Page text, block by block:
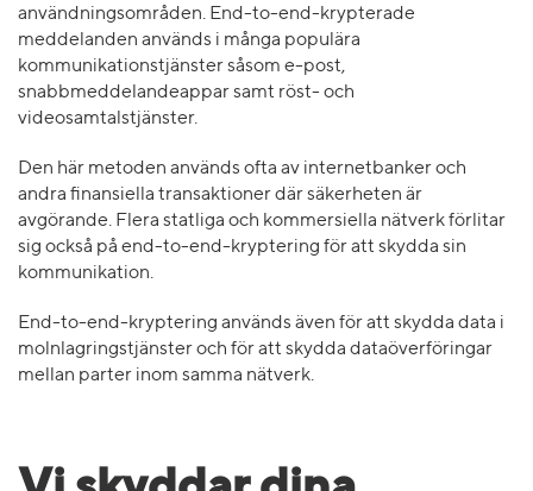
användningsområden. End-to-end-krypterade
meddelanden används i många populära
kommunikationstjänster såsom e-post,
snabbmeddelandeappar samt röst- och
videosamtalstjänster.
Den här metoden används ofta av internetbanker och
andra finansiella transaktioner där säkerheten är
avgörande. Flera statliga och kommersiella nätverk förlitar
sig också på end-to-end-kryptering för att skydda sin
kommunikation.
End-to-end-kryptering används även för att skydda data i
molnlagringstjänster och för att skydda dataöverföringar
mellan parter inom samma nätverk.